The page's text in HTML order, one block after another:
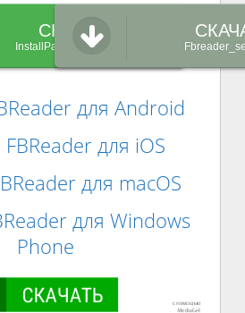
СКАЧАТЬ
InstallPack_Fbreader.exe
для Android
для iOS
для macOS
для Windows
Phone